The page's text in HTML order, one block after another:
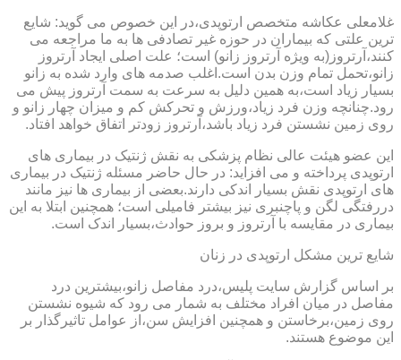
غلامعلی عکاشه متخصص ارتوپدی،در این خصوص می گوید: شایع
ترین علتی که بیماران در حوزه غیر تصادفی ها به ما مراجعه می
کنند،آرتروز(به ویژه آرتروز زانو) است؛ علت اصلی ایجاد آرتروز
زانو،تحمل تمام وزن بدن است.اغلب صدمه های وارد شده به زانو
بسیار زیاد است،به همین دلیل به سرعت به سمت آرتروز پیش می
رود.چنانچه وزن فرد زیاد،ورزش و تحرکش کم و میزان چهار زانو و
روی زمین نشستن فرد زیاد باشد،آرتروز زودتر اتفاق خواهد افتاد.
این عضو هیئت عالی نظام پزشکی به نقش ژنتیک در بیماری های
ارتوپدی پرداخته و می افزاید: در حال حاضر مسئله ژنتیک در بیماری
های ارتوپدی نقش بسیار اندکی دارند.بعضی از بیماری ها نیز مانند
دررفتگی لگن و پاچنبری نیز بیشتر فامیلی است؛ همچنین ابتلا به این
بیماری در مقایسه با آرتروز و بروز حوادث،بسیار اندک است.
شایع ترین مشکل ارتوپدی در زنان
بر اساس گزارش سایت پلیس،درد مفاصل زانو،بیشترین درد
مفاصل در میان افراد مختلف به شمار می رود که شیوه نشستن
روی زمین،برخاستن و همچنین افزایش سن،از عوامل تاثیرگذار بر
این موضوع هستند.